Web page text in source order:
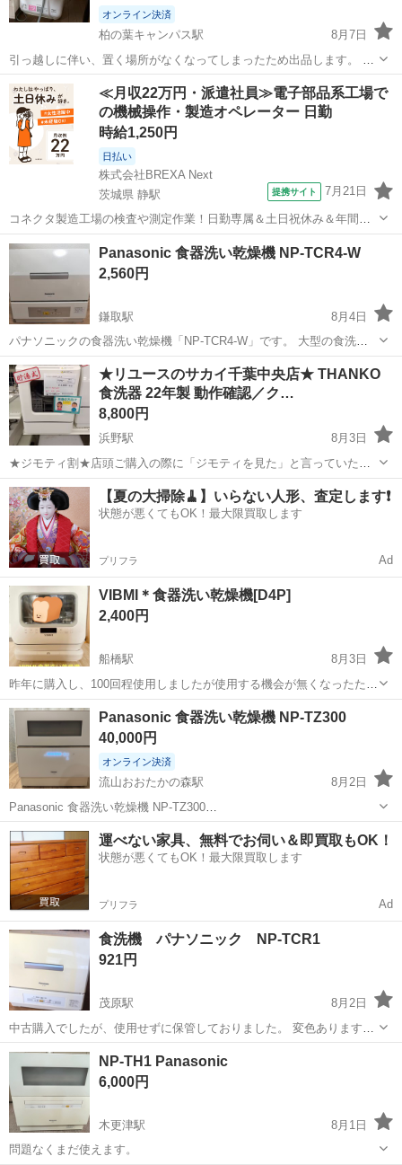
オンライン決済
柏の葉キャンパス駅
8月7日
引っ越しに伴い、置く場所がなくなってしまったため出品します。 購
入後あまり使用しておらず、ほとんど置いたままの状態でしたので、
庫内はとてもきれいです。動作も問題ありません。 【商品仕様】 取り
付け工事不要、キッチンに置いてす...
千葉 柏市 柏の葉キャンパス駅 キッチン家電
≪月収22万円・派遣社員≫電子部品系工場で
の機械操作・製造オペレーター 日勤
時給1,250円
日払い
株式会社BREXA Next
茨城県 静駅
提携サイト 7月21日
コネクタ製造工場の検査や測定作業！日勤専属＆土日祝休み＆年間休
日128日★クリーンルーム内作業★マイカー通勤OK＆無料駐車場あり
★就業先食堂利用可！日払い制度あり！《茨城県常陸大宮市》 人気の
工場のお仕事 ◇コネクタ製造工...
茨城 常陸大宮市 その他
Panasonic 食器洗い乾燥機 NP-TCR4-W
2,560円
鎌取駅
8月4日
パナソニックの食器洗い乾燥機「NP-TCR4-W」です。 大型の食洗機
へ買い替えたため、出品します。 取り外すまで問題なく使用していま
した。 価格交渉可。 【商品内容】 ・食器洗い乾燥機本体 ・給水ホー
ス ・排水ホース...
千葉 千葉市 鎌取駅 キッチン家電
★リユースのサカイ千葉中央店★ THANKO
食洗器 22年製 動作確認／ク…
8,800円
浜野駅
8月3日
★ジモティ割★店頭ご購入の際に「ジモティを見た」と言っていただ
くとジモティ限定価格（掲載価格の10%OFF）でご購入が可能です。
ぜひ店頭にてスタッフまでお伝えくださいませ。 ■引越でおなじみ、
サカイ引越センターの...
千葉 千葉市 浜野駅 キッチン家電
【夏の大掃除🧹】いらない人形、査定します❗️
状態が悪くてもOK！最大限買取します
プリフラ Ad
VIBMI＊食器洗い乾燥機[D4P]
2,400円
船橋駅
8月3日
昨年に購入し、100回程使用しましたが使用する機会が無くなったため
自宅保管していました。 使用期間は6ヶ月程度です。 付属品は ・かご
・小物入れ ・排水ホース ・排水ホース用吸盤 蓋のガラス面、撮影者
が写ってしまったた...
千葉 船橋市 キッチン家電 ホース
Panasonic 食器洗い乾燥機 NP-TZ300
40,000円
オンライン決済
流山おおたかの森駅
8月2日
Panasonic 食器洗い乾燥機 NP-TZ300
https://panasonic.jp/dish/products/NP-TZ300.html 3年ほど前に購入し
たPanasonic製の食器洗い乾燥機です。 【購入...
千葉 流山市 流山おおたかの森駅 キッチン家電
運べない家具、無料でお伺い＆即買取もOK！
状態が悪くてもOK！最大限買取します
プリフラ Ad
食洗機 パナソニック NP-TCR1
921円
茂原駅
8月2日
中古購入でしたが、使用せずに保管しておりました。 変色あります。
写真にて判断してください。 前所有者が、使用していた物なので、 使
用できるはずですが、保管後確認しておりません。 付属品は写真の物
が全てです。 ...
千葉 いすみ市
NP-TH1 Panasonic
6,000円
木更津駅
8月1日
問題なくまだ使えます。